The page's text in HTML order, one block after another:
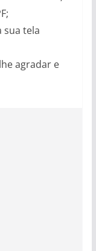
sua tela
agradar e